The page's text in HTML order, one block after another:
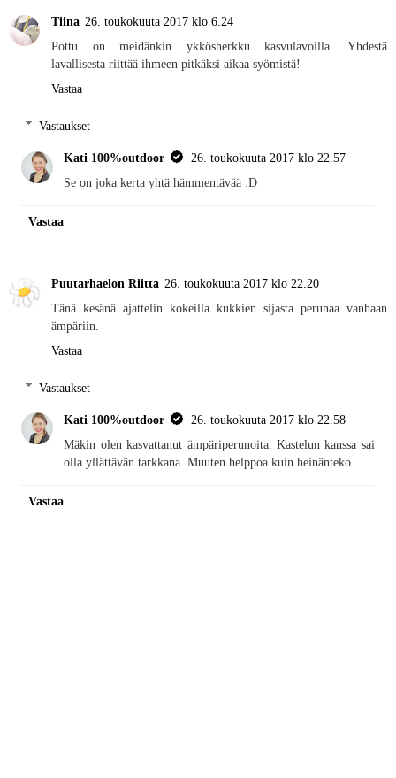
Tiina 26. toukokuuta 2017 klo 6.24
Pottu on meidänkin ykkösherkku kasvulavoilla. Yhdestä
lavallisesta riittää ihmeen pitkäksi aikaa syömistä!
Vastaa
Vastaukset
Kati 100%outdoor
26. toukokuuta 2017 klo 22.57
Se on joka kerta yhtä hämmentävää :D
Vastaa
Puutarhaelon Riitta 26. toukokuuta 2017 klo 22.20
Tänä kesänä ajattelin kokeilla kukkien sijasta perunaa vanhaan
ämpäriin.
Vastaa
Vastaukset
Kati 100%outdoor
26. toukokuuta 2017 klo 22.58
Mäkin olen kasvattanut ämpäriperunoita. Kastelun kanssa sai
olla yllättävän tarkkana. Muuten helppoa kuin heinänteko.
Vastaa